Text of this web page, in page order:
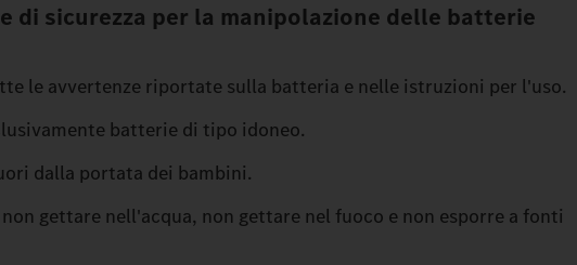
di sicurezza per la manipolazione delle batterie
le avvertenze riportate sulla batteria e nelle istruzioni per l'uso.
batterie di tipo idoneo.
dalla portata dei bambini.
gettare nell'acqua, non gettare nel fuoco e non esporre a fonti